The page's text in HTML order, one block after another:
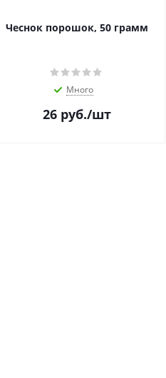
Чеснок порошок, 50 грамм
Много
26руб./шт